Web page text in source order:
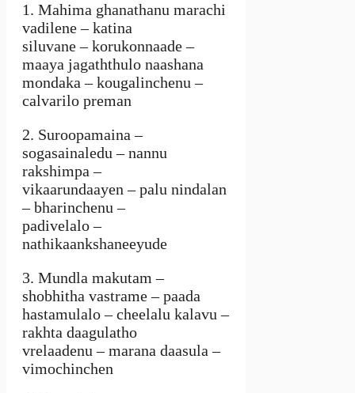
1. Mahima ghanathanu marachi
vadilene – katina
siluvane – korukonnaade –
maaya jagaththulo naashana
mondaka – kougalinchenu –
calvarilo preman
2. Suroopamaina –
sogasainaledu – nannu
rakshimpa –
vikaarundaayen – palu nindalan
– bharinchenu –
padivelalo –
nathikaankshaneeyude
3. Mundla makutam –
shobhitha vastrame – paada
hastamulalo – cheelalu kalavu –
rakhta daagulatho
vrelaadenu – marana daasula –
vimochinchen